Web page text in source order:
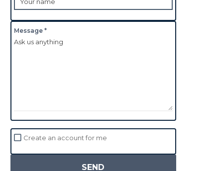
Message *
Create an account for me
SEND